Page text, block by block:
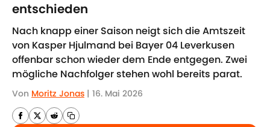
entschieden
Nach knapp einer Saison neigt sich die Amtszeit
von Kasper Hjulmand bei Bayer 04 Leverkusen
offenbar schon wieder dem Ende entgegen. Zwei
mögliche Nachfolger stehen wohl bereits parat.
Von Moritz Jonas | 16. Mai 2026